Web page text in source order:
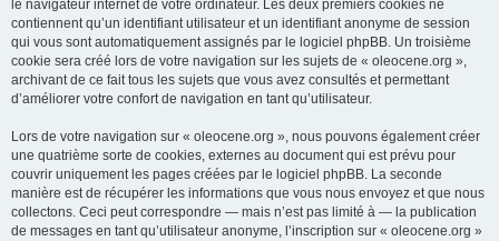
le navigateur internet de votre ordinateur. Les deux premiers cookies ne
contiennent qu’un identifiant utilisateur et un identifiant anonyme de session
qui vous sont automatiquement assignés par le logiciel phpBB. Un troisième
cookie sera créé lors de votre navigation sur les sujets de « oleocene.org »,
archivant de ce fait tous les sujets que vous avez consultés et permettant
d’améliorer votre confort de navigation en tant qu’utilisateur.
Lors de votre navigation sur « oleocene.org », nous pouvons également créer
une quatrième sorte de cookies, externes au document qui est prévu pour
couvrir uniquement les pages créées par le logiciel phpBB. La seconde
manière est de récupérer les informations que vous nous envoyez et que nous
collectons. Ceci peut correspondre — mais n’est pas limité à — la publication
de messages en tant qu’utilisateur anonyme, l’inscription sur « oleocene.org »